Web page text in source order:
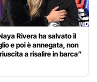
Rivera ha salvato il
e poi è annegata, non
a risalire in barca”